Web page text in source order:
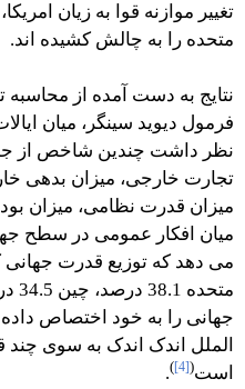
تغییر موازنه قوا به زیان
متحده را به چالش کشیده اند.
نتایج به دست آمده از محاسبه
فرمول دیوید سینگر، میان
نظر داشت چندین شاخص از
تجارت خارجی، میزان بدهی
میزان قدرت نظامی، میزان
میان افکار عمومی در سطح
می دهد که توزیع قدرت جهانی
جهانی را به خود اختصاص
الملل اندک اندک به سوی
است(
[4]
)
.